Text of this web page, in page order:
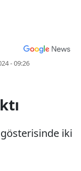
- 09:26
gösterisinde iki